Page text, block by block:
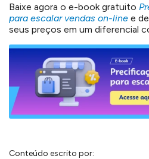
Baixe agora o e-book gratuito
para escalar vendas on-line e
seus preços em um diferencial
Conteúdo escrito por: